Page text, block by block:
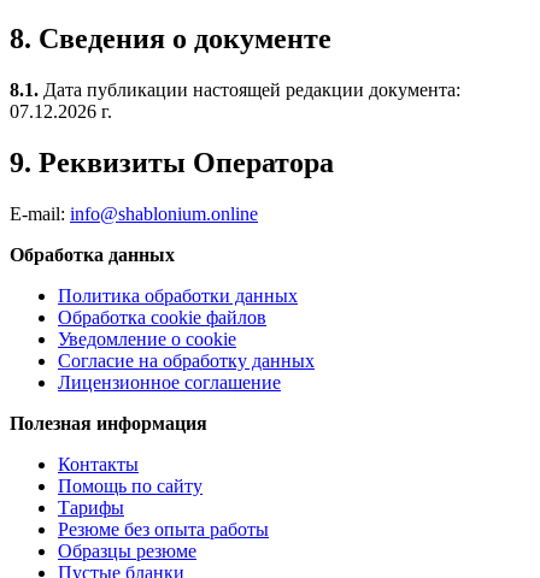
8. Сведения о документе
8.1. Дата публикации настоящей редакции документа:
07.12.2026 г.
9. Реквизиты Оператора
E-mail: info@shablonium.online
Обработка данных
Политика обработки данных
Обработка cookie файлов
Уведомление о cookie
Согласие на обработку данных
Лицензионное соглашение
Полезная информация
Контакты
Помощь по сайту
Тарифы
Резюме без опыта работы
Образцы резюме
Пустые бланки